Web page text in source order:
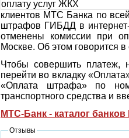
клиентов МТС Банка по
штрафов ГИБДД в
отменены комиссии при
Москве. Об этом говорится
Чтобы совершить платеж,
перейти во вкладку
«Оплата штрафа» по
транспортного средства и
МТС-Банк - каталог
Отзывы